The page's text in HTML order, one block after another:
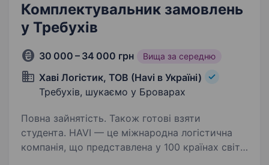
Комплектувальник замовлень
у Требухів
30 000 – 34 000 грн Вища за середню
Хаві Логістик, ТОВ (Havi в Україні)
Требухів, шукаємо у Броварах
Повна зайнятість. Також готові взяти
студента. HAVI — це міжнародна логістична
компанія, що представлена у 100 країнах світу.